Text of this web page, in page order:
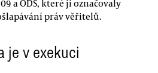
a ODS, které ji označovaly
práv věřitelů.
je v exekuci